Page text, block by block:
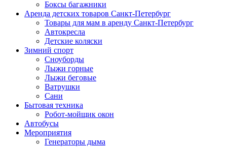
Боксы багажники
Аренда детских товаров Санкт-Петербург
Товары для мам в аренду Санкт-Петербург
Автокресла
Детские коляски
Зимний спорт
Сноуборды
Лыжи горные
Лыжи беговые
Ватрушки
Сани
Бытовая техника
Робот-мойщик окон
Автобусы
Мероприятия
Генераторы дыма